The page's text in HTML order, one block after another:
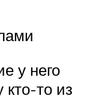
у него
то из